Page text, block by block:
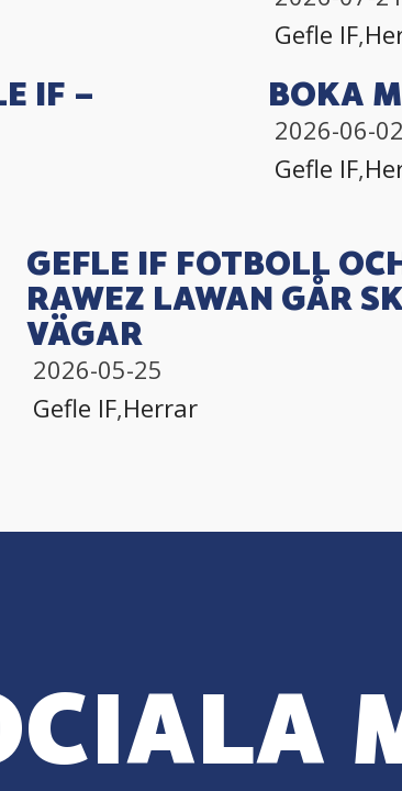
Gefle IF,
IF –
BOKA
2026-06-02
Gefle IF,
GEFLE IF FOTBOLL
RAWEZ LAWAN GÅR
VÄGAR
2026-05-25
Gefle IF,Herrar